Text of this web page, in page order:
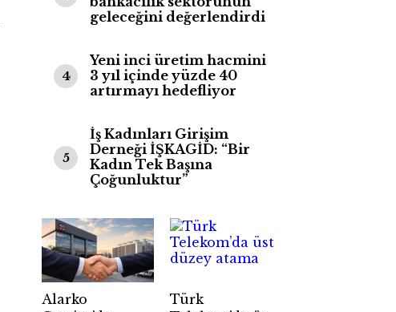
geleceğini değerlendirdi
4
Yeni inci üretim hacmini
3 yıl içinde yüzde 40
artırmayı hedefliyor
5
İş Kadınları Girişim
Derneği İŞKAGİD: “Bir
Kadın Tek Başına
Çoğunluktur”
Alarko
Türk